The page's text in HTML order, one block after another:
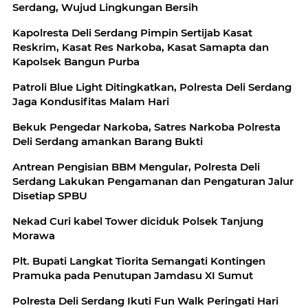
Serdang, Wujud Lingkungan Bersih
Kapolresta Deli Serdang Pimpin Sertijab Kasat
Reskrim, Kasat Res Narkoba, Kasat Samapta dan
Kapolsek Bangun Purba
Patroli Blue Light Ditingkatkan, Polresta Deli Serdang
Jaga Kondusifitas Malam Hari
Bekuk Pengedar Narkoba, Satres Narkoba Polresta
Deli Serdang amankan Barang Bukti
Antrean Pengisian BBM Mengular, Polresta Deli
Serdang Lakukan Pengamanan dan Pengaturan Jalur
Disetiap SPBU
Nekad Curi kabel Tower diciduk Polsek Tanjung
Morawa
Plt. Bupati Langkat Tiorita Semangati Kontingen
Pramuka pada Penutupan Jamdasu XI Sumut
Polresta Deli Serdang Ikuti Fun Walk Peringati Hari